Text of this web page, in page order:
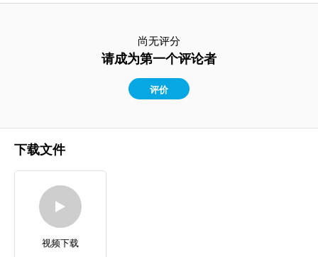
尚无评分
请成为第一个评论者
评价
下载文件
视频下载